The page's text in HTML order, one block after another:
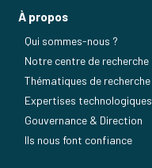
À propos
Qui sommes-nous ?
Notre centre de recherche
Thématiques de recherche
Expertises technologiques
Gouvernance & Direction
Ils nous font confiance